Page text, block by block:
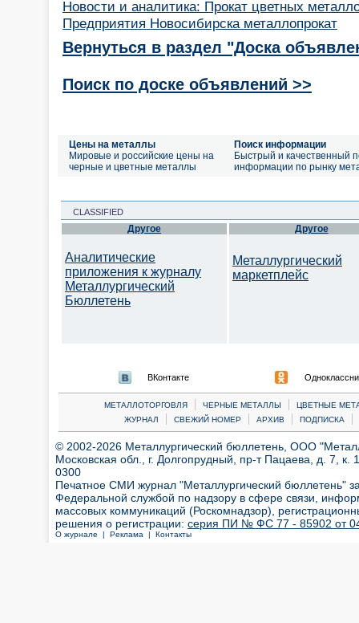
Новости и аналитика: Прокат цветных
Предприятия Новосибирска металлопрокат
Вернуться в раздел "Доска
Поиск по доске объявлений >>
Цены на металлы
Мировые и российские цены на
черные и цветные металлы
Поиск информации
Быстрый и качественный
информации по рынку
CLASSIFIED
Другое
Аналитические
приложения к журналу
Металлургический
Бюллетень
Другое
Металлургический
маркетплейс
ВКонтакте
МЕТАЛЛОТОРГОВЛЯ | ЧЕРНЫЕ МЕТАЛЛЫ |
ЦВЕТНЫЕ
ЖУРНАЛ
| СВЕЖИЙ НОМЕР | АРХИВ | ПОДПИСКА |
© 2002-2026 Металлургический бюллетень, ООО
Московская обл., г. Долгопрудный, пр-т Пацаева, д. 7,
0300
Печатное СМИ журнал "Металлургический бюллетень"
Федеральной службой по надзору в сфере связи,
массовых коммуникаций (Роскомнадзор),
решения о регистрации: серия ПИ № ФС 77 - 85902 от 04
О журнале | Реклама | Контакты